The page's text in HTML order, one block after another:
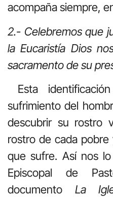
acompaña siempre,
2.- Celebremos que
la Eucaristía Dios
sacramento de su
Esta
sufrimiento del
descubrir su rostro
rostro de cada
que sufre. Así nos
Episcopal de
documento La